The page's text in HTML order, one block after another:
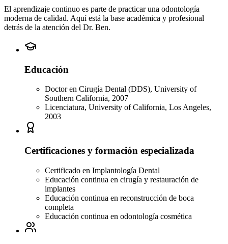
El aprendizaje continuo es parte de practicar una odontología
moderna de calidad. Aquí está la base académica y profesional
detrás de la atención del Dr. Ben.
Educación
Doctor en Cirugía Dental (DDS), University of
Southern California, 2007
Licenciatura, University of California, Los Angeles,
2003
Certificaciones y formación especializada
Certificado en Implantología Dental
Educación continua en cirugía y restauración de
implantes
Educación continua en reconstrucción de boca
completa
Educación continua en odontología cosmética